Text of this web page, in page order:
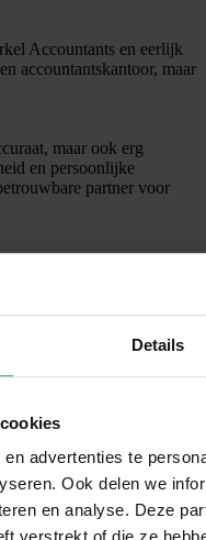
Details
advertenties te
Ook delen we
en analyse. Deze
Accountants en eerlijk
accountantskantoor, maar
maar ook erg
en persoonlijke
partner voor